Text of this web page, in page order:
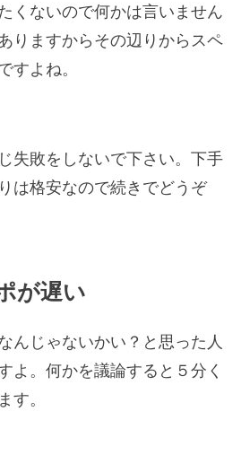
くないので何かは言いません
りますからその辺りからスペ
すよね。
失敗をしないで下さい。下手
は格安なので続きでどうぞ
が遅い
んじゃないかい？と思った人
よ。何かを議論すると５分く
す。